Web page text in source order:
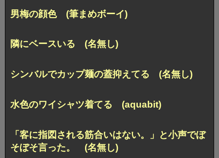
男梅の顔色 (筆まめボーイ)
隣にベースいる (名無し)
シンバルでカップ麺の蓋抑えてる (名無し)
水色のワイシャツ着てる (aquabit)
「客に指図される筋合いはない。」と小声でぼ
そぼそ言った。 (名無し)